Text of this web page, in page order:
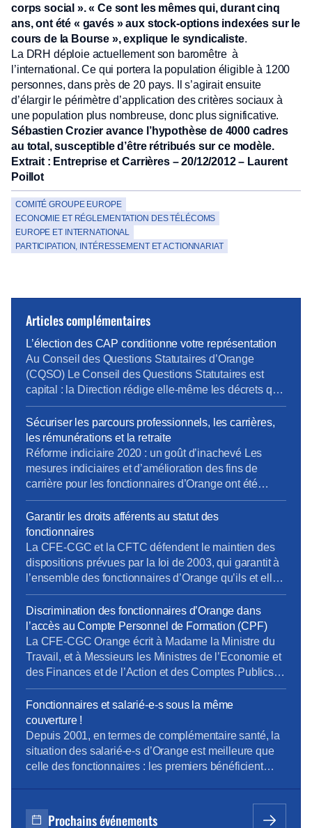
corps social ». « Ce sont les mêmes qui, durant cinq
ans, ont été « gavés » aux stock-options indexées sur le
cours de la Bourse », explique le syndicaliste.
La DRH déploie actuellement son baromêtre à
l’international. Ce qui portera la population éligible à 1200
personnes, dans près de 20 pays. Il s’agirait ensuite
d’élargir le périmètre d’application des critères sociaux à
une population plus nombreuse, donc plus significative.
Sébastien Crozier avance l’hypothèse de 4000 cadres
au total, susceptible d’être rétribués sur ce modèle.
Extrait : Entreprise et Carrières – 20/12/2012 – Laurent
Poillot
COMITÉ GROUPE EUROPE
ECONOMIE ET RÉGLEMENTATION DES TÉLÉCOMS
EUROPE ET INTERNATIONAL
PARTICIPATION, INTÉRESSEMENT ET ACTIONNARIAT
Articles complémentaires
L’élection des CAP conditionne votre représentation
Au Conseil des Questions Statutaires d’Orange
(CQSO) Le Conseil des Questions Statutaires est
capital : la Direction rédige elle-même les décrets qui
s’appliquent aux fonctionnaires de l’entreprise, avant
validation par le Ministère. La CFE-CGC et la CFTC
dénoncent ce fonctionnement, qui constitue une
atteinte à un principe fondamental du droit : nul ne
devrait être à la […]
Sécuriser les parcours professionnels, les carrières,
les rémunérations et la retraite
Réforme indiciaire 2020 : un goût d’inachevé Les
mesures indiciaires et d’amélioration des fins de
carrière pour les fonctionnaires d’Orange ont été
mises en place en décembre 2020, un an après la
Fonction Publique d’État… et en laissant de côté les
statuts de fonction (IV.3 et au-delà). La CFE-CGC
Orange et la CFTC continuent de se […]
Garantir les droits afférents au statut des
fonctionnaires
La CFE-CGC et la CFTC défendent le maintien des
dispositions prévues par la loi de 2003, qui garantit à
l’ensemble des fonctionnaires d’Orange qu’ils et elles
garderont leur statut jusqu’à la fin de leur activité.
Discrimination des fonctionnaires d’Orange dans
l’accès au Compte Personnel de Formation (CPF)
La CFE-CGC Orange écrit à Madame la Ministre du
Travail, et à Messieurs les Ministres de l’Economie et
des Finances et de l’Action et des Comptes Publics
La « loi pour la liberté de choisir son avenir
professionnel » du 05 septembre 2018, qui a pour
ambition une nouvelle société de compétences,
réforme la formation professionnelle en promettant,
[…]
Fonctionnaires et salarié-e-s sous la même
couverture !
Depuis 2001, en termes de complémentaire santé, la
situation des salarié-e-s d’Orange est meilleure que
celle des fonctionnaires : les premiers bénéficient
seconds, s’ils le souhaitent, s’assurent
Prochains événements